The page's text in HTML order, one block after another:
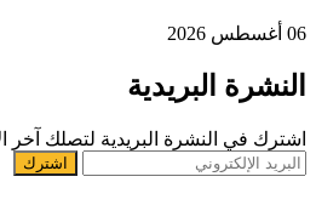
06 أغسطس 2026
النشرة البريدية
اشترك في النشرة البريدية لتصلك آخر